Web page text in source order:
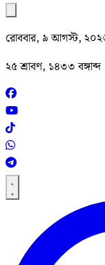
রোববার, ৯ আগস্ট,
২৫ শ্রাবণ, ১৪৩৩ বঙ্গাব্দ